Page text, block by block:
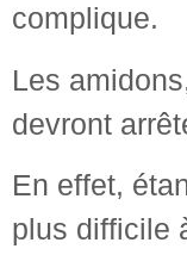
complique.
Les
devront
En effet,
plus difficile